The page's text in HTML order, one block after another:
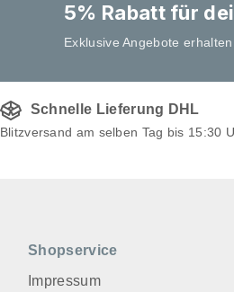
5% Rabatt für
Exklusive Angebote
Schnelle Lieferung DHL
Blitzversand am selben Tag bis 15:30
Shopservice
Impressum